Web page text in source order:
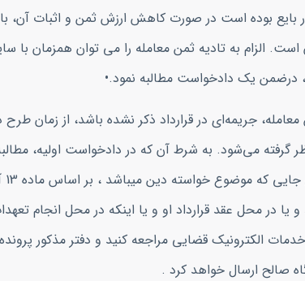
است. الزام به تادیه ثمن معامله را می توان همزمان با
درضمن یک دادخواست مطالبه نمود.•
معامله، جریمه‌ای در قرارداد ذکر نشده باشد، از زمان
گرفته می‌شود. به شرط آن که در دادخواست اولیه،
یا در محل عقد قرارداد او و یا اینکه در محل انجام
الکترونیک قضایی مراجعه کنید و دفتر مذکور
صالح ارسال خواهد کرد .